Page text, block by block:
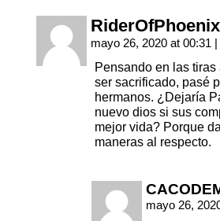
RiderOfPhoenix
mayo 26, 2020 at 00:31 |
Pensando en las
ser sacrificado, pasé
hermanos. ¿Dejaría
nuevo dios si sus
mejor vida? Porque
maneras al respecto.
mayo 26,